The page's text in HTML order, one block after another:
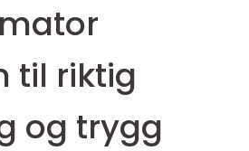
til riktig
og trygg